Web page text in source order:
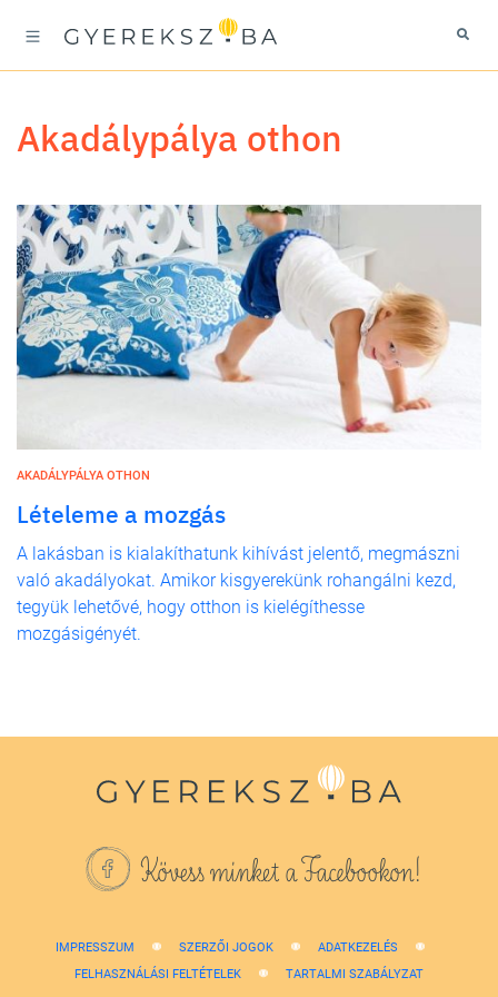
akadálypálya othon
AKADÁLYPÁLYA OTHON
Lételeme a mozgás
A lakásban is kialakíthatunk kihívást jelentő, megmászni
való akadályokat. Amikor kisgyerekünk rohangálni kezd,
tegyük lehetővé, hogy otthon is kielégíthesse
mozgásigényét.
Kövess minket a Facebookon!
IMPRESSZUM SZERZŐI JOGOK
ADATKEZELÉS
FELHASZNÁLÁSI FELTÉTELEK
TARTALMI SZABÁLYZAT